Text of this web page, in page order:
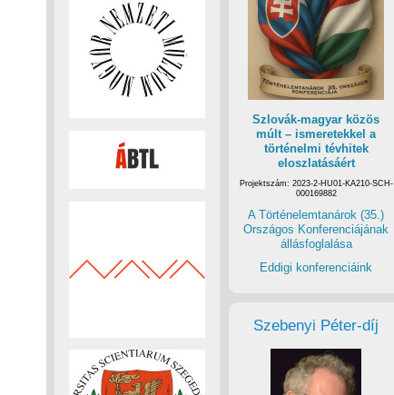
Szlovák-magyar közös
múlt – ismeretekkel a
történelmi tévhitek
eloszlatásáért
Projektszám: 2023-2-HU01-KA210-SCH-
000169882
A Történelemtanárok (35.)
Országos Konferenciájának
állásfoglalása
Eddigi konferenciáink
Szebenyi Péter-díj